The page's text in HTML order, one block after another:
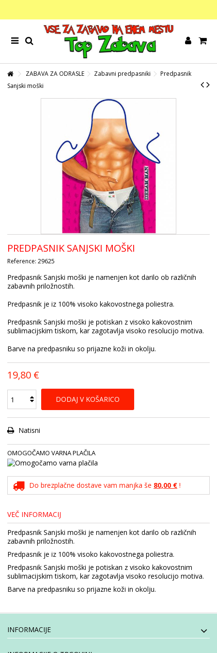
ZABAVA ZA ODRASLE Zabavni predpasniki
Predpasnik
Sanjski moški
PREDPASNIK SANJSKI MOŠKI
Reference: 29625
Predpasnik Sanjski moški je namenjen kot darilo ob različnih
zabavnih priložnostih.
Predpasnik je iz 100% visoko kakovostnega poliestra.
Predpasnik Sanjski moški je potiskan z visoko kakovostnim
sublimacijskim tiskom, kar zagotavlja visoko resolucijo motiva.
Barve na predpasniku so prijazne koži in okolju.
19,80 €
DODAJ V KOŠARICO
Natisni
OMOGOČAMO VARNA PLAČILA
Do brezplačne dostave vam manjka še 80,00 € !
VEČ INFORMACIJ
Predpasnik Sanjski moški je namenjen kot darilo ob različnih
zabavnih priložnostih.
Predpasnik je iz 100% visoko kakovostnega poliestra.
Predpasnik Sanjski moški je potiskan z visoko kakovostnim
sublimacijskim tiskom, kar zagotavlja visoko resolucijo motiva.
Barve na predpasniku so prijazne koži in okolju.
INFORMACIJE